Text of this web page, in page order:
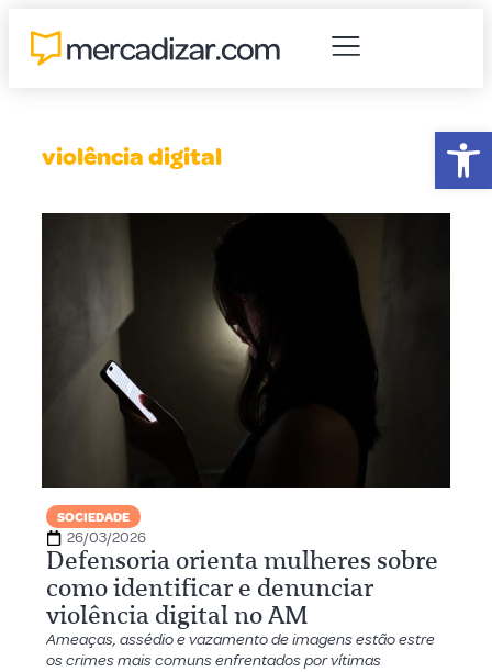
violência digital
SOCIEDADE
26/03/2026
Defensoria orienta mulheres sobre
como identificar e denunciar
violência digital no AM
Ameaças, assédio e vazamento de imagens estão estre
os crimes mais comuns enfrentados por vítimas